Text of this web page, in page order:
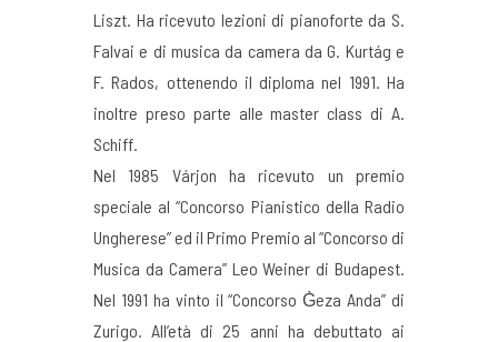
Liszt. Ha ricevuto lezioni di pianoforte da S.
Falvai e di musica da camera da G. Kurtág e
F. Rados, ottenendo il diploma nel 1991. Ha
inoltre preso parte alle master class di A.
Schiff.
Nel 1985 Várjon ha ricevuto un premio
speciale al “Concorso Pianistico della Radio
Ungherese” ed il Primo Premio al “Concorso di
Musica da Camera” Leo Weiner di Budapest.
Nel 1991 ha vinto il “Concorso G̀eza Anda” di
Zurigo. All’età di 25 anni ha debuttato ai